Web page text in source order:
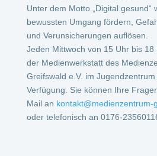
Unter dem Motto „Digital gesund“
bewussten Umgang fördern,
und Verunsicherungen auflösen.
Jeden Mittwoch von 15 Uhr bis 18
der Medienwerkstatt des
Greifswald e.V. im Jugendzentrum
Verfügung. Sie können Ihre
Mail an kontakt@medienzentrum-
oder telefonisch an 0176-